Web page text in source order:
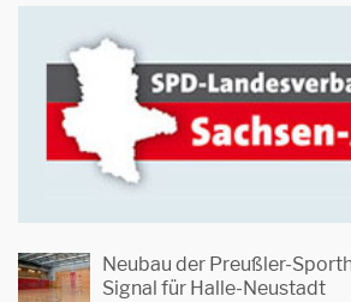
Neubau der Preußler-
Signal für Halle-Neustadt